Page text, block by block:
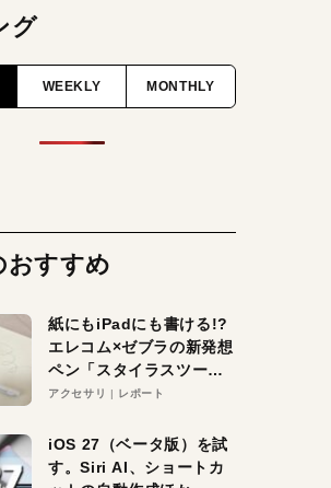
グ
WEEKLY MONTHLY
おすすめ
紙にもiPadにも書ける!?
エレコム×ゼブラの新発想
ペン「スタイラスツーウ
ェイ」レビュー。持ち替
アクセサリ レポート
iOS 27（ベータ版）を試
す。Siri AI、ショートカ